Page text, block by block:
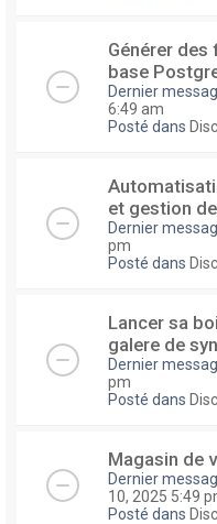
Générer
base
Dernier
6:49 am
Posté dans
et gestion
Dernier
pm
Posté dans
Lancer sa
galere de
Dernier
pm
Posté dans
Magasin de
Dernier
10, 2025 5:49
Posté dans